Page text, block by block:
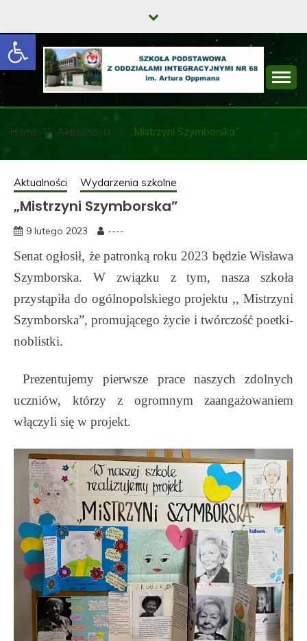
Open toolbar
content
SZKOŁA
PODSTAWOWA Z
ODDZIAŁAMI
INTEGRACYJNYMI
NR 68 IM. ARTURA
OPPMANA
Home Aktualności „Mistrzyni Szymborska”
Aktualności Wydarzenia szkolne
„Mistrzyni Szymborska”
9 lutego 2023 ----
Senat ogłosił, że patronką roku 2023 będzie Wisława
Szymborska. W związku z tym, nasza szkoła
przystąpiła do ogólnopolskiego projektu ,, Mistrzyni
Szymborska”, promującego życie i twórczość poetki-
noblistki.
Prezentujemy pierwsze prace naszych zdolnych
uczniów, którzy z ogromnym zaangażowaniem
włączyli się w projekt.